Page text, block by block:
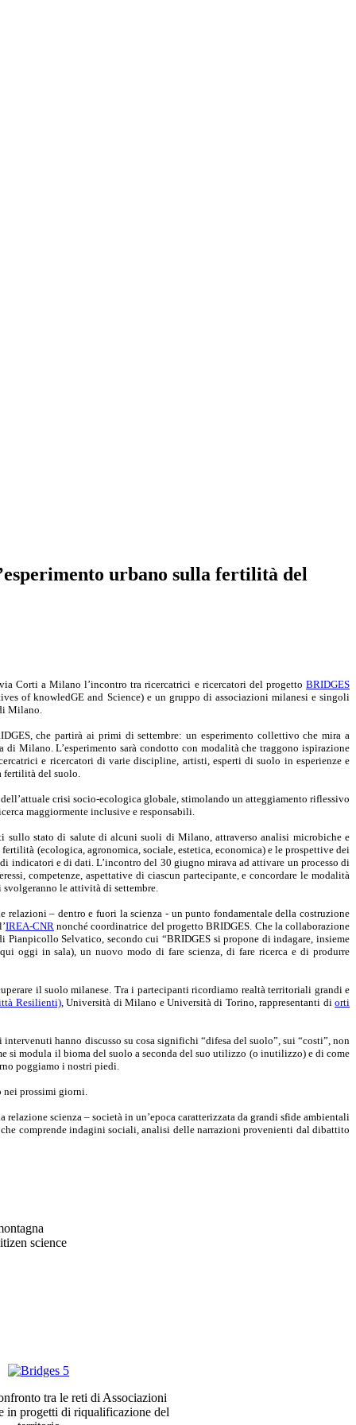
urbano sulla fertilità del
Corti a Milano l’incontro tra ricercatrici e ricercatori del progetto BRIDGES
of knowledGE and Science) e un gruppo di associazioni milanesi e singoli
Milano.
che partirà ai primi di settembre: un esperimento collettivo che mira a
Milano. L’esperimento sarà condotto con modalità che traggono ispirazione
e ricercatori di varie discipline, artisti, esperti di suolo in esperienze e
fertilità del suolo.
crisi socio-ecologica globale, stimolando un atteggiamento riflessivo
maggiormente inclusive e responsabili.
sullo stato di salute di alcuni suoli di Milano, attraverso analisi microbiche e
(ecologica, agronomica, sociale, estetica, economica) e le prospettive dei
e di dati. L’incontro del 30 giugno mirava ad attivare un processo di
competenze, aspettative di ciascun partecipante, e concordare le modalità
le attività di settembre.
relazioni – dentro e fuori la scienza - un punto fondamentale della costruzione
IREA-CNR nonché coordinatrice del progetto BRIDGES. Che la collaborazione
Pianpicollo Selvatico, secondo cui “BRIDGES si propone di indagare, insieme
oggi in sala), un nuovo modo di fare scienza, di fare ricerca e di produrre
il suolo milanese. Tra i partecipanti ricordiamo realtà territoriali grandi e
Resilienti), Università di Milano e Università di Torino, rappresentanti diorti
hanno discusso su cosa significhi “difesa del suolo”, sui “costi”, non
si modula il bioma del suolo a seconda del suo utilizzo (o inutilizzo) e di come
poggiamo i nostri piedi.
nei prossimi giorni.
scienza – società in un’epoca caratterizzata da grandi sfide ambientali
comprende indagini sociali, analisi delle narrazioni provenienti dal dibattito
science
tra le reti di Associazioni
in progetti di riqualificazione del